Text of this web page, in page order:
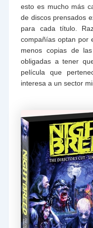
esto es mucho más
de discos prensados
para cada título.
compañías optan por
menos copias de
obligadas a tener
película que
interesa a un sector